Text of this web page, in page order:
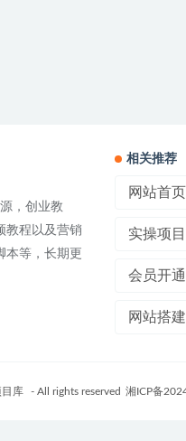
，创业教
教程以及营销
本等，长期更
相关推荐
网站首页
实操项目
会员开通
网站搭建
库 - All rights reserved 湘ICP备